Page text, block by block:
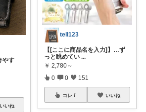
やす
いいね
tell123
【[ここに商品名を入力]】…ず
っと眺めてい ...
￥ 2,780～
0 0 151
コレ いいね